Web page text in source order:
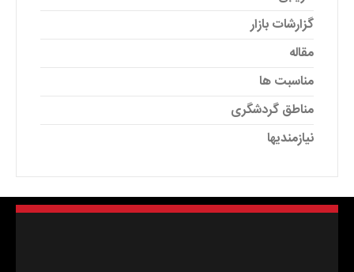
گزارشات بازار
مقاله
مناسبت ها
مناطق گردشگری
نیازمندیها